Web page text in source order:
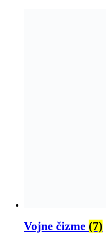
Vojne čizme (7)